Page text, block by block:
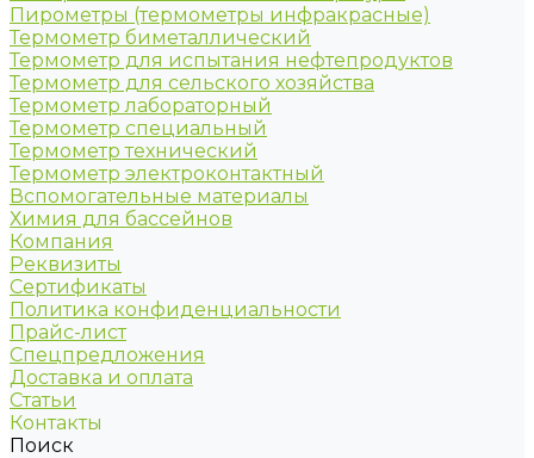
Пирометры (термометры инфракрасные)
Термометр биметаллический
Термометр для испытания нефтепродуктов
Термометр для сельского хозяйства
Термометр лабораторный
Термометр специальный
Термометр технический
Термометр электроконтактный
Вспомогательные материалы
Химия для бассейнов
Компания
Реквизиты
Сертификаты
Политика конфиденциальности
Прайс-лист
Спецпредложения
Доставка и оплата
Статьи
Контакты
Поиск